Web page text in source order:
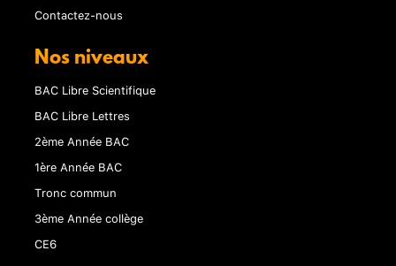
Contactez-nous
Nos niveaux
BAC Libre Scientifique
BAC Libre Lettres
2ème Année BAC
1ère Année BAC
Tronc commun
3ème Année collège
CE6